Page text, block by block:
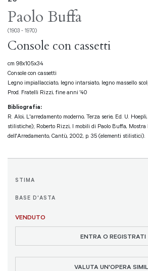
Paolo Buffa
(1903 - 1970)
Console con cassetti
cm 98x105x34
Console con cassetti
Legno impiallacciato, legno intarsiato, legno massello
Prod. Fratelli Rizzi, fine anni '40
Bibliografia:
R. Aloi, L'arredamento moderno, Terza serie, Ed. U.
stilistiche); Roberto Rizzi, I mobili di Paolo Buffa,
dell'Arredamento, Cantù, 2002, p. 35 (elementi stilistici).
STIMA
BASE D'ASTA
VENDUTO
ENTRA O REGISTRATI
VALUTA UN'OPERA